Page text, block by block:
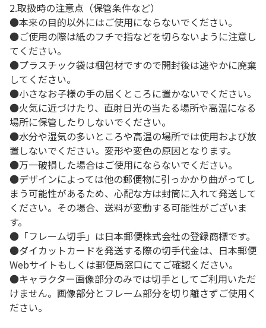
2.取扱時の注意点（保管条件など）
●本来の目的以外にはご使用にならないでください。
●ご使用の際は紙のフチで指などを切らないように注意し
てください。
●プラスチック袋は梱包材ですので開封後は速やかに廃棄
してください。
●小さなお子様の手の届くところに置かないでください。
●火気に近づけたり、直射日光の当たる場所や高温になる
場所に保管したりしないでください。
●水分や湿気の多いところや高温の場所では使用および放
置しないでください。変形や変色の原因となります。
●万一破損した場合はご使用にならないでください。
●デザインによっては他の郵便物に引っかかり曲がってし
まう可能性があるため、心配な方は封筒に入れて発送して
ください。その場合、送料が変動する可能性がございま
す。
●「フレーム切手」は日本郵便株式会社の登録商標です。
●ダイカットカードを発送する際の切手代金は、日本郵便
Webサイトもしくは郵便局窓口にてご確認ください。
●キャラクター画像部分のみでは切手としてご利用いただ
けません。画像部分とフレーム部分を切り離さずご使用く
ださい。